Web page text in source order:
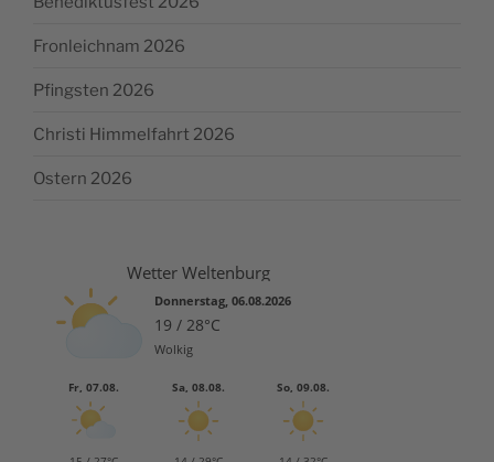
Fronleichnam 2026
Pfingsten 2026
Christi Himmelfahrt 2026
Ostern 2026
Wetter Weltenburg
Donnerstag, 06.08.2026
19 / 28°C
Wolkig
Fr, 07.08. Sa, 08.08. So, 09.08.